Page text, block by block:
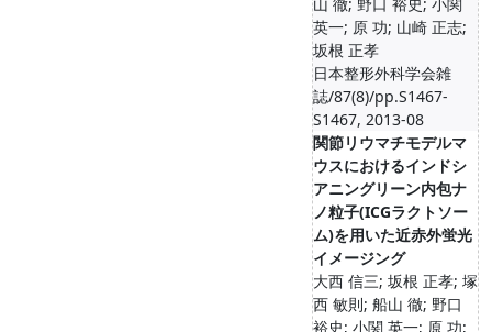
英一; 原 功; 山崎 正志;
坂根 正孝
日本整形外科学会雑
誌/87(8)/pp.S1467-
S1467, 2013-08
関節リウマチモデルマ
ウスにおけるインドシ
アニングリーン内包ナ
ノ粒子(ICGラクトソー
ム)を用いた近赤外蛍光
イメージング
大西 信三; 坂根 正孝; 塚
西 敏則; 船山 徹; 野口
裕史; 小関 英一; 原 功;